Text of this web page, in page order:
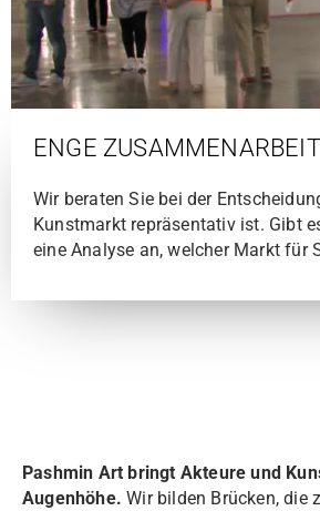
ENGE ZUSAMMENARBEIT
Wir beraten Sie bei der
Kunstmarkt repräsentativ ist. Gibt
eine Analyse an, welcher Markt für
Pashmin Art bringt Akteure und
Augenhöhe. Wir bilden Brücken, die